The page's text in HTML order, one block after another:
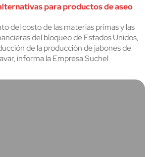
para productos de aseo
del costo de las materias primas y las
del bloqueo de Estados Unidos,
de la producción de jabones de
informa la Empresa Suchel